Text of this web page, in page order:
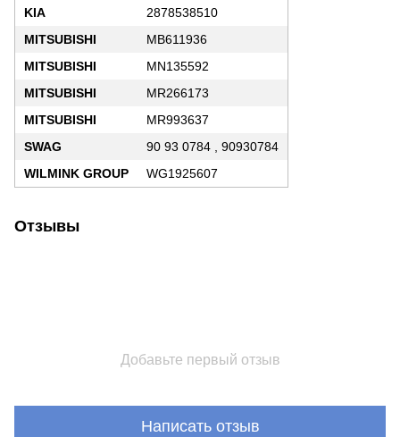
KIA
2878538510
MITSUBISHI
MB611936
MITSUBISHI
MN135592
MITSUBISHI
MR266173
MITSUBISHI
MR993637
SWAG
90 93 0784 , 90930784
WILMINK GROUP
WG1925607
Отзывы
Добавьте первый отзыв
Написать отзыв